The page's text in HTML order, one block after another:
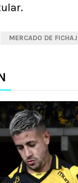
MERCADO DE